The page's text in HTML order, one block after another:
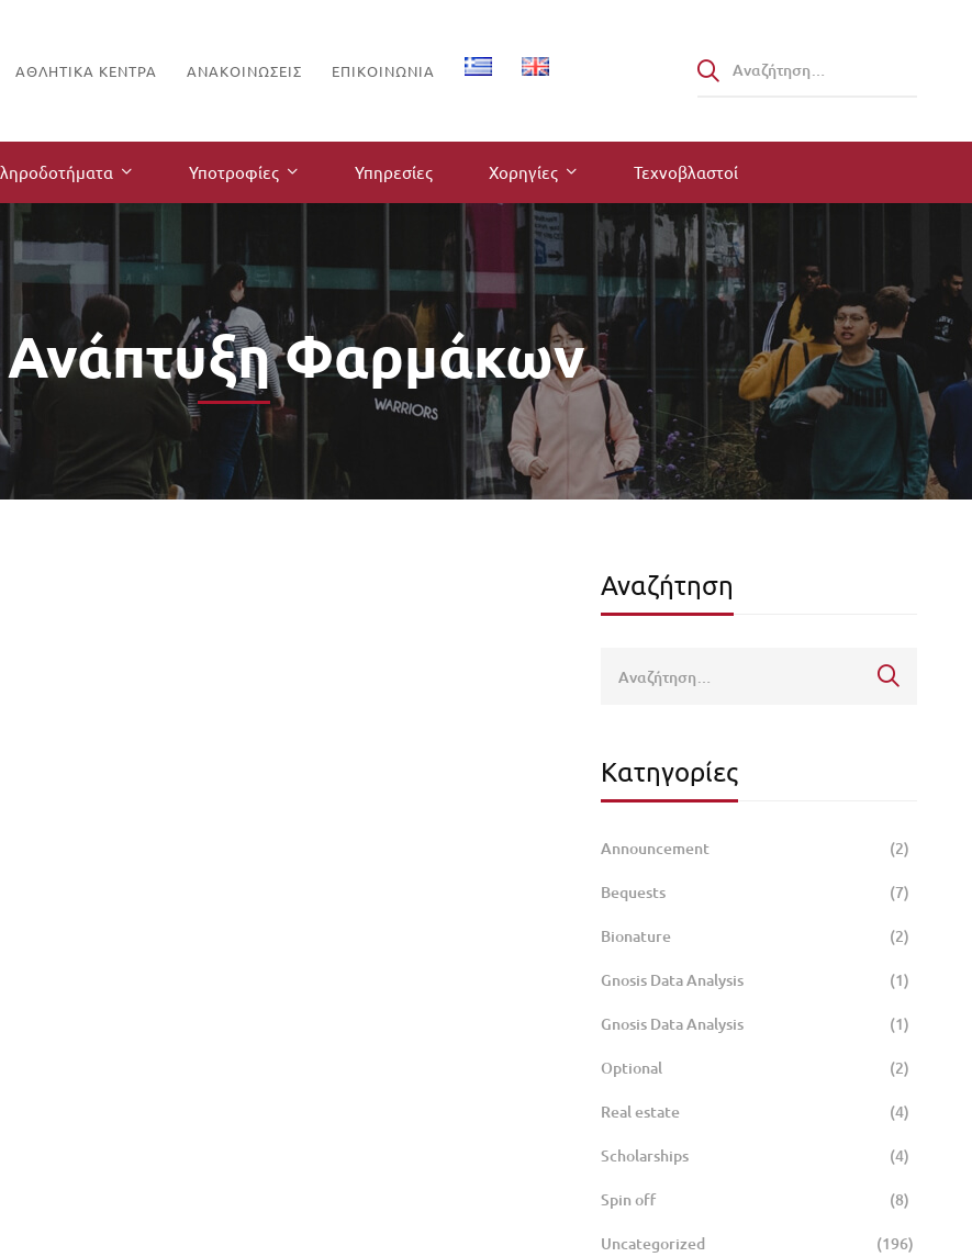
ΑΘΛΗΤΙΚΑ ΚΕΝΤΡΑ ΑΝΑΚΟΙΝΏΣΕΙΣ ΕΠΙΚΟΙΝΩΝΊΑ
Υποτροφίες Υπηρεσίες Χορηγίες Τεχνοβλαστοί
Ανάπτυξη Φαρμάκων
Αναζήτηση
Κατηγορίες
Announcement (2)
Bequests (7)
Bionature (2)
Gnosis Data Analysis (1)
Gnosis Data Analysis (1)
Optional (2)
Real estate (4)
Scholarships (4)
Spin off (8)
Uncategorized (196)